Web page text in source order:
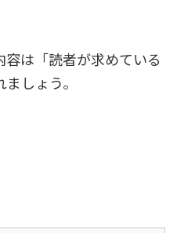
は「読者が求めている
しょう。